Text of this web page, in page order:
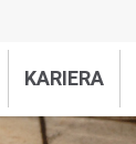
KARIERA